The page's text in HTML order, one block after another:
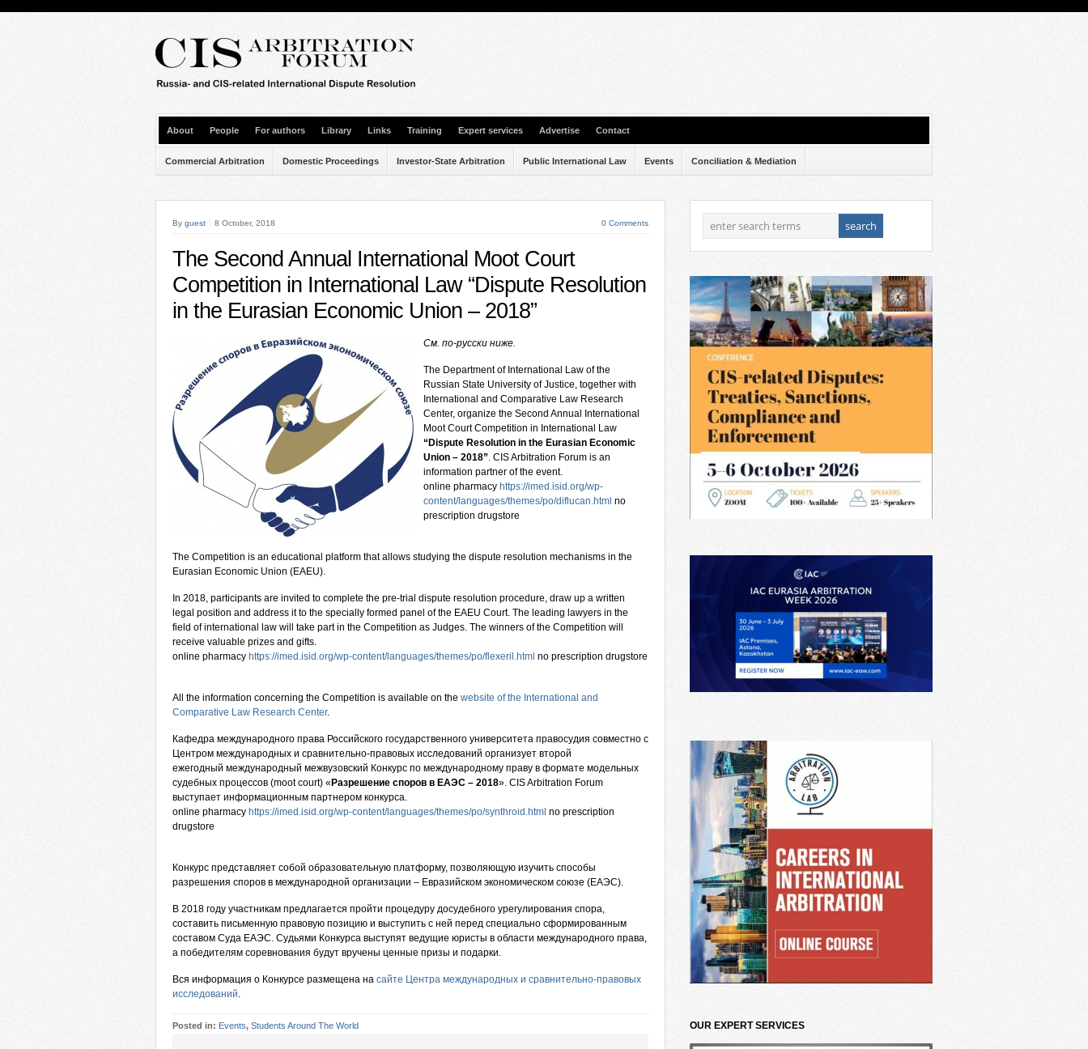
About People For authors Library Links Training Expert services Advertise Contact
Commercial Arbitration Domestic Proceedings Investor-State Arbitration Public International Law Events Conciliation & Mediation
By guest 8 October, 2018 0 Comments
The Second Annual International Moot Court
Competition in International Law “Dispute Resolution
in the Eurasian Economic Union – 2018”
См. по-русски ниже.
The Department of International Law of the
Russian State University of Justice, together with
International and Comparative Law Research
Center, organize the Second Annual International
Moot Court Competition in International Law
“Dispute Resolution in the Eurasian Economic
Union – 2018”. CIS Arbitration Forum is an
information partner of the event.
online pharmacy https://imed.isid.org/wp-
content/languages/themes/po/diflucan.html no
prescription drugstore
The Competition is an educational platform that allows studying the dispute resolution mechanisms in the
Eurasian Economic Union (EAEU).
In 2018, participants are invited to complete the pre-trial dispute resolution procedure, draw up a written
legal position and address it to the specially formed panel of the EAEU Court. The leading lawyers in the
field of international law will take part in the Competition as Judges. The winners of the Competition will
receive valuable prizes and gifts.
online pharmacy https://imed.isid.org/wp-content/languages/themes/po/flexeril.html no prescription drugstore
All the information concerning the Competition is available on the website of the International and
Comparative Law Research Center.
Кафедра международного права Российского государственного университета правосудия совместно с
Центром международных и сравнительно-правовых исследований организует второй
ежегодный международный межвузовский Конкурс по международному праву в формате модельных
судебных процессов (moot court) « Разрешение споров в ЕАЭС – 2018». CIS Arbitration Forum
выступает информационным партнером конкурса.
online pharmacy https://imed.isid.org/wp-content/languages/themes/po/synthroid.html no prescription
drugstore
Конкурс представляет собой образовательную платформу, позволяющую изучить способы
разрешения споров в международной организации – Евразийском экономическом союзе (ЕАЭС).
В 2018 году участникам предлагается пройти процедуру досудебного урегулирования спора,
составить письменную правовую позицию и выступить с ней перед специально сформированным
составом Суда ЕАЭС. Судьями Конкурса выступят ведущие юристы в области международного права,
а победителям соревнования будут вручены ценные призы и подарки.
Вся информация о Конкурсе размещена на сайте Центра международных и сравнительно-правовых
исследований.
Posted in: Events, Students Around The World OUR EXPERT SERVICES